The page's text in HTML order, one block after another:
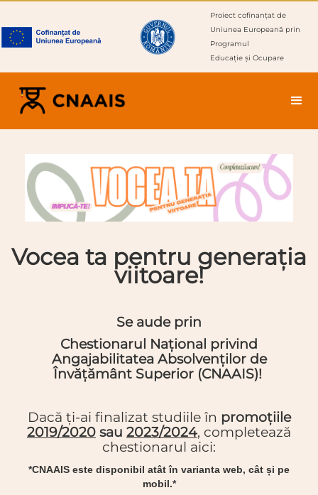
Proiect cofinanțat de
Uniunea Europeană prin
Programul
Educație și Ocupare
Vocea ta pentru generația
viitoare!
Se aude prin
Chestionarul Național privind
Angajabilitatea Absolvenților de
Învățământ Superior (CNAAIS)!
Dacă ți-ai finalizat studiile în promoțiile
2019/2020 sau 2023/2024, completează
chestionarul aici:
*CNAAIS este disponibil atât în varianta web, cât și pe
mobil.*